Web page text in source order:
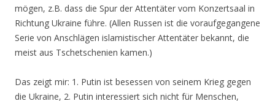
mögen, z.B. dass die Spur der Attentäter vom Konzertsaal in
Richtung Ukraine führe. (Allen Russen ist die voraufgegangene
Serie von Anschlägen islamistischer Attentäter bekannt, die
meist aus Tschetschenien kamen.)
Das zeigt mir: 1. Putin ist besessen von seinem Krieg gegen
die Ukraine, 2. Putin interessiert sich nicht für Menschen,